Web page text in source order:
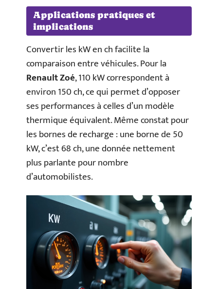
Applications pratiques et
implications
Convertir les kW en ch facilite la
comparaison entre véhicules. Pour la
Renault Zoé, 110 kW correspondent à
environ 150 ch, ce qui permet d’opposer
ses performances à celles d’un modèle
thermique équivalent. Même constat pour
les bornes de recharge : une borne de 50
kW, c’est 68 ch, une donnée nettement
plus parlante pour nombre
d’automobilistes.